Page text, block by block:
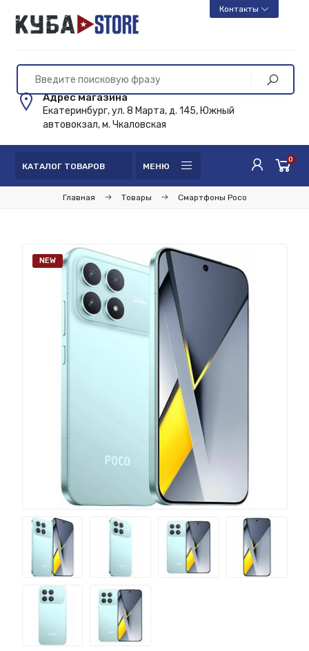
Контакты
Адрес магазина
Екатеринбург, ул. 8 Марта, д. 145, Южный
автовокзал, м. Чкаловская
КАТАЛОГ ТОВАРОВ МЕНЮ
0
Главная Товары Смартфоны Poco
NEW